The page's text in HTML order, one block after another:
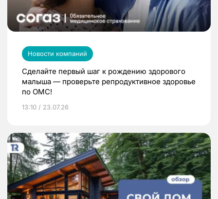
Новости компаний
Сделайте первый шаг к рождению здорового
малыша — проверьте репродуктивное здоровье
по ОМС!
13:10 / 23.07.26